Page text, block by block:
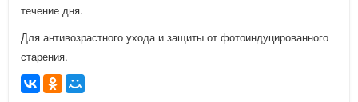
течение дня.
Для антивозрастного ухода и защиты от фотоиндуцированного
старения.